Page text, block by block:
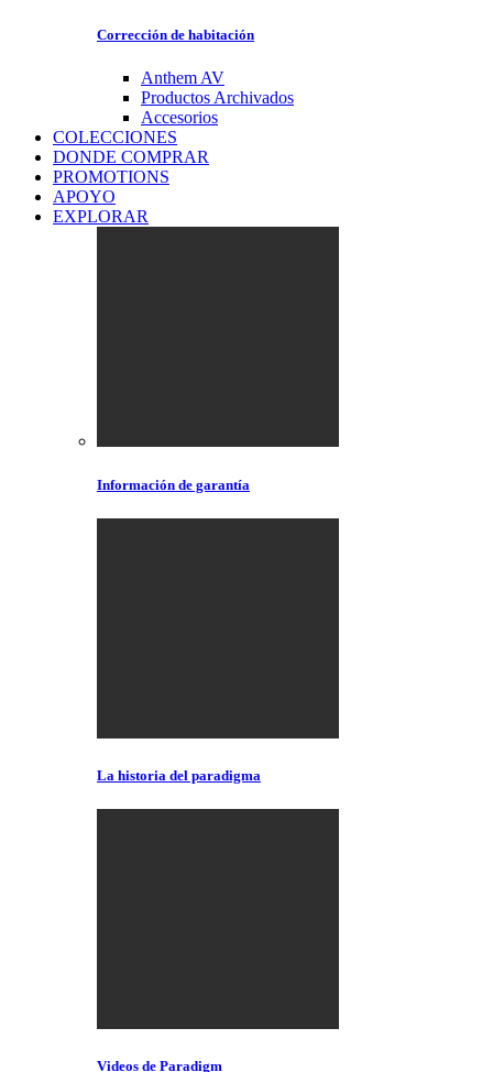
Corrección de habitación
Anthem AV
Productos Archivados
Accesorios
COLECCIONES
DONDE COMPRAR
PROMOTIONS
APOYO
EXPLORAR
Información de garantía
La historia del paradigma
Videos de Paradigm